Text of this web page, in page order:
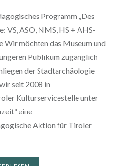
Programm „Des
VS, ASO, NMS, HS + AHS-
Wir möchten das Museum und
Publikum zugänglich
der Stadtarchäologie
seit 2008 in
Kulturservicestelle unter
eine
Aktion für Tiroler